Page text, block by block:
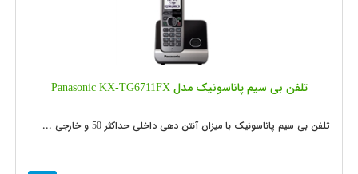
تلفن بی سیم پاناسونیک مدل Panasonic KX-TG6711FX
تلفن بی سیم پاناسونیک با میزان آنتن دهی داخلی حداکثر 50 و خارجی ...